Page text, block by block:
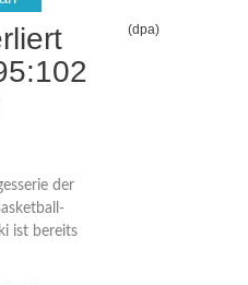
(dpa)
der
ist bereits